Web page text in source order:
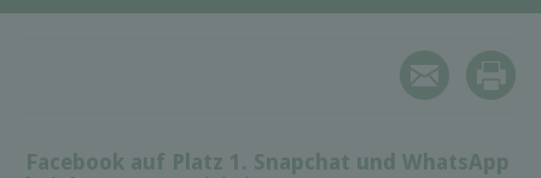
Facebook auf Platz 1. Snapchat und WhatsApp